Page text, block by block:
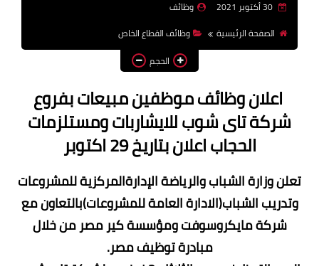
بالجامعات والمعاهد
اخبار
30 أكتوبر 2021
وظائف
الصفحة الرئيسية
وظائف القطاع الخاص
الحجم
اعلان وظائف موظفين مبيعات بفروع
شركة تاى شوب للايشاربات ومستلزمات
الحجاب اعلان بتاريخ 29 اكتوبر
تعلن وزارة الشباب والرياضة الإدارةالمركزية للمشروعات
وتدريب الشباب(الادارة العامة للمشروعات)بالتعاون مع
شركة مايكروسوفت ومؤسسة كير مصر من خلال
مبادرة توظيف مصر.